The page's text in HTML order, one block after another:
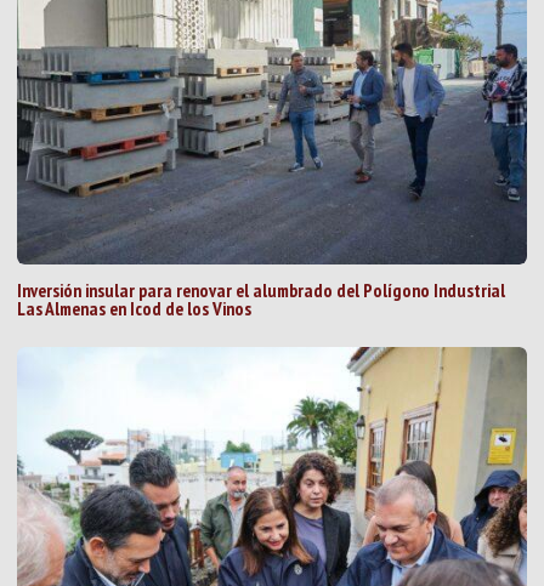
Inversión insular para renovar el alumbrado del Polígono Industrial
Las Almenas en Icod de los Vinos